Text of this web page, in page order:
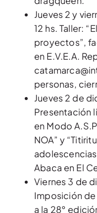
Jueves 2 y
12 hs. Taller:
proyectos”,
en E.V.E.A.
personas,
Jueves 2 de
Presentación
en Modo
NOA” y
Abaca en El
Viernes 3 de
Imposición
a la 28°